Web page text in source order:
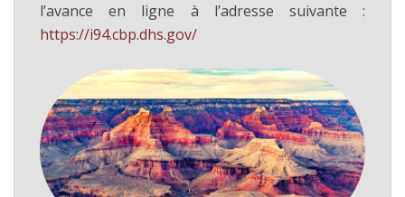
l’avance en ligne à l’adresse suivante :
https://i94.cbp.dhs.gov/